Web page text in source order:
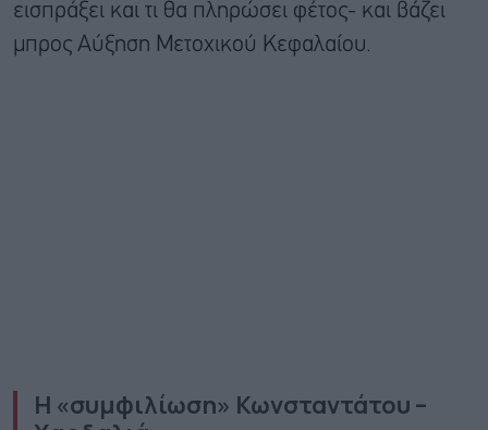
εισπράξει και τι θα πληρώσει φέτος- και βάζει
μπρος Αύξηση Μετοχικού Κεφαλαίου.
Η «συμφιλίωση» Κωνσταντάτου –